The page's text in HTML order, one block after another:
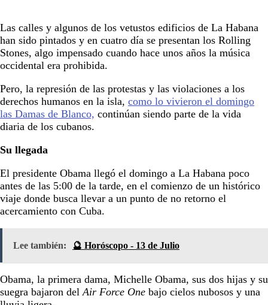
Las calles y algunos de los vetustos edificios de La Habana
han sido pintados y en cuatro día se presentan los Rolling
Stones, algo impensado cuando hace unos años la música
occidental era prohibida.
Pero, la represión de las protestas y las violaciones a los
derechos humanos en la isla, como lo vivieron el domingo
las Damas de Blanco, continúan siendo parte de la vida
diaria de los cubanos.
Su llegada
El presidente Obama llegó el domingo a La Habana poco
antes de las 5:00 de la tarde, en el comienzo de un histórico
viaje donde busca llevar a un punto de no retorno el
acercamiento con Cuba.
Lee también: 🔮 Horóscopo - 13 de Julio
Obama, la primera dama, Michelle Obama, sus dos hijas y su
suegra bajaron delAir Force One bajo cielos nubosos y una